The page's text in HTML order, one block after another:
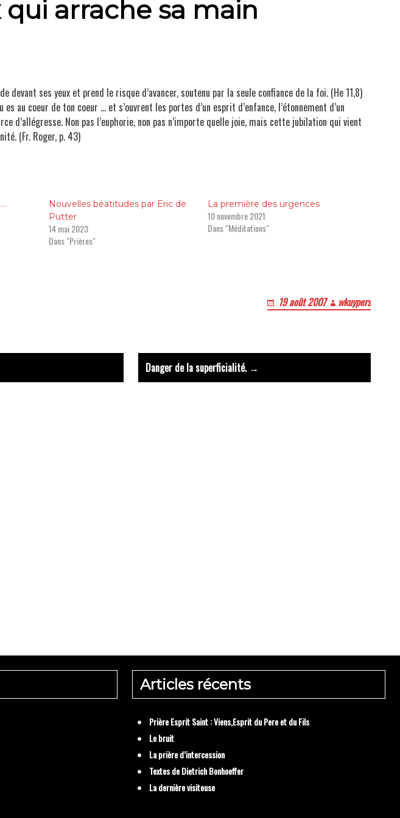
Méditations
Père Marie-Eugène de l'Enfant Jésus
Prières
Textes chrétiens
Saint : Viens,Esprit du Pere et
arrache sa main
devant ses yeux et prend le risque d’avancer, soutenu par la seule confiance de la foi. (He 11,8)
au coeur de ton coeur … et s’ouvrent les portes d’un esprit d’enfance, l’étonnement d’un
d’allégresse. Non pas l’euphorie, non pas n’importe quelle joie, mais cette jubilation qui vient
(Fr. Roger, p. 43)
Nouvelles béatitudes par Eric de
Putter
14 mai 2023
Dans "Prières"
La première des urgences
10 novembre 2021
Dans "Méditations"
19 août 2007 wkuypers
Danger de la superficialité. →
Articles récents
Prière Esprit Saint : Viens,Esprit du Pere et du Fils
Le bruit
La prière d’intercession
Textes de Dietrich Bonhoeffer
La dernière visiteuse